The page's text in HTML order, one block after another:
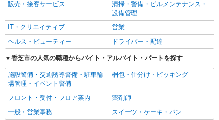
販売・接客サービス
清掃・警備・ビルメンテナンス・
設備管理
IT・クリエイティブ
営業
ヘルス・ビューティー
ドライバー・配達
香芝市の人気の職種からバイト・アルバイト・パートを探す
施設警備・交通誘導警備・駐車輪
場管理・イベント警備
梱包・仕分け・ピッキング
フロント・受付・フロア案内
薬剤師
一般・営業事務
スイーツ・ケーキ・パン